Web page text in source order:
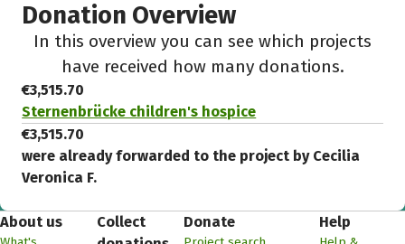
Donation Overview
In this overview you can see which projects
have received how many donations.
€3,515.70
Sternenbrücke children's hospice
€3,515.70
were already forwarded to the project by Cecilia
Veronica F.
About us
Collect
Donate Help